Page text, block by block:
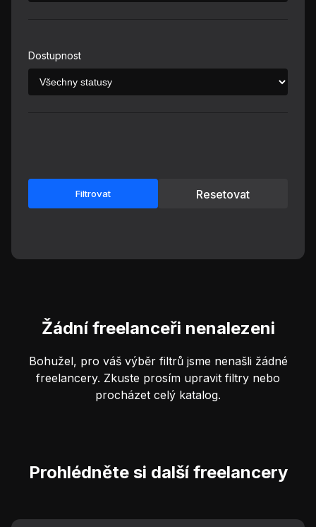
Dostupnost
Filtrovat Resetovat
Žádní freelanceři nenalezeni
Bohužel, pro váš výběr filtrů jsme nenašli žádné
freelancery. Zkuste prosím upravit filtry nebo
procházet celý katalog.
Prohlédněte si další freelancery